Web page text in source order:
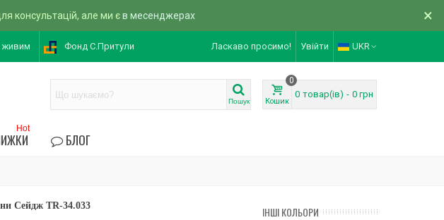
консультацій, але ми єв месенджерах ×
живим Фонд С.Притули Ласкаво просимо! Увійти UKR
Пошук Кошик
0
0 товар(ів) - 0 грн
Hot
БЛОГ
Сейдж TR-34.033 ІНШІ КОЛЬОРИ